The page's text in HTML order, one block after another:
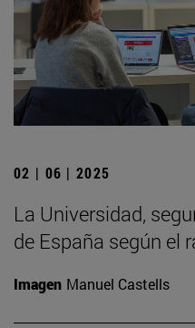
02 | 06 | 2025
La Universidad,
de España según el
Imagen Manuel Castells